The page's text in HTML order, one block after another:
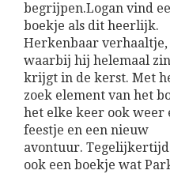
begrijpen.Logan vind
boekje als dit heerlijk.
Herkenbaar verhaaltje,
waarbij hij helemaal zin
krijgt in de kerst. Met
zoek element van het
het elke keer ook weer
feestje en een nieuw
avontuur.
ook een boekje wat